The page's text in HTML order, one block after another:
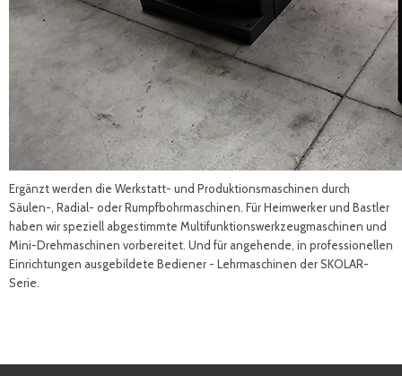
Ergänzt werden die Werkstatt- und Produktionsmaschinen durch
Säulen-, Radial- oder Rumpfbohrmaschinen. Für Heimwerker und Bastler
haben wir speziell abgestimmte Multifunktionswerkzeugmaschinen und
Mini-Drehmaschinen vorbereitet. Und für angehende, in professionellen
Einrichtungen ausgebildete Bediener - Lehrmaschinen der SKOLAR-
Serie.